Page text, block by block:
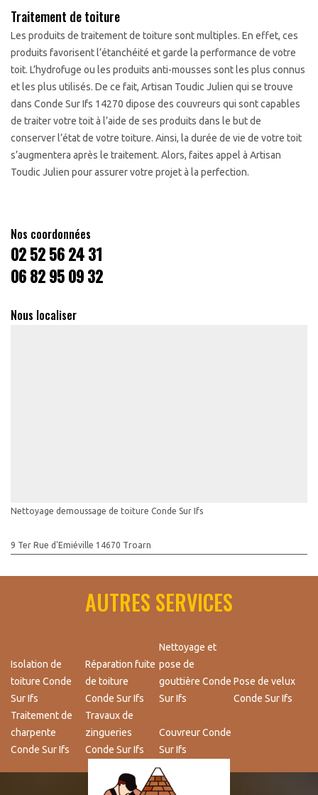
Traitement de toiture
Les produits de traitement de toiture sont multiples. En effet, ces
produits favorisent l’étanchéité et garde la performance de votre
toit. L’hydrofuge ou les produits anti-mousses sont les plus connus
et les plus utilisés. De ce fait, Artisan Toudic Julien qui se trouve
dans Conde Sur Ifs 14270 dipose des couvreurs qui sont capables
de traiter votre toit à l’aide de ses produits dans le but de
conserver l’état de votre toiture. Ainsi, la durée de vie de votre toit
s’augmentera après le traitement. Alors, faites appel à Artisan
Toudic Julien pour assurer votre projet à la perfection.
Nos coordonnées
02 52 56 24 31
06 82 95 09 32
Nous localiser
Nettoyage demoussage de toiture Conde Sur Ifs
9 Ter Rue d'Emiéville 14670 Troarn
AUTRES SERVICES
Isolation de
toiture Conde
Sur Ifs
Réparation fuite
de toiture
Conde Sur Ifs
Nettoyage et
pose de
gouttière Conde
Sur Ifs
Pose de velux
Conde Sur Ifs
Traitement de
charpente
Conde Sur Ifs
Travaux de
zingueries
Conde Sur Ifs
Couvreur Conde
Sur Ifs